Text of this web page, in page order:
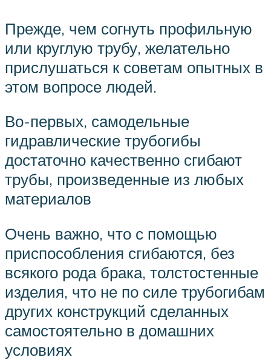
Прежде, чем согнуть профильную
или круглую трубу, желательно
прислушаться к советам опытных в
этом вопросе людей.
Во-первых, самодельные
гидравлические трубогибы
достаточно качественно сгибают
трубы, произведенные из любых
материалов
Очень важно, что с помощью
приспособления сгибаются, без
всякого рода брака, толстостенные
изделия, что не по силе трубогибам
других конструкций сделанных
самостоятельно в домашних
условиях